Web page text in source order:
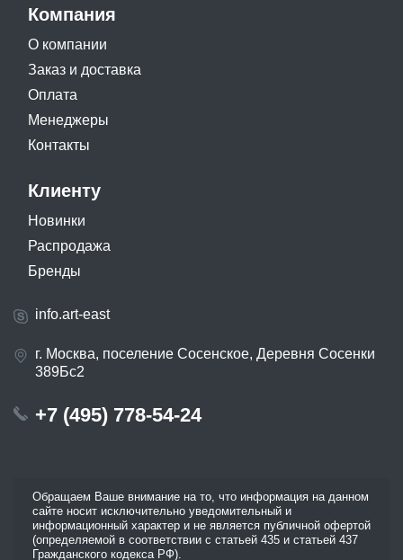
Компания
О компании
Заказ и доставка
Оплата
Менеджеры
Контакты
Клиенту
Новинки
Распродажа
Бренды
info.art-east
г. Москва, поселение Сосенское, Деревня Сосенки
389Бс2
+7 (495) 778-54-24
Обращаем Ваше внимание на то, что информация на данном
сайте носит исключительно уведомительный и
информационный характер и не является публичной офертой
(определяемой в соответствии с статьей 435 и статьей 437
Гражданского кодекса РФ).